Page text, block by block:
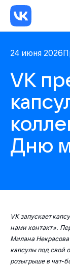
24 июня 2026
VK
Дню
VK запускает
нами контакт».
Милана
капсулы под свой
розыгрыше в чат-